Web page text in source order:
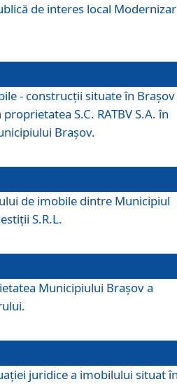
de interes local
- construcții situate în Brașov
S.C. RATBV S.A. în
Brașov.
de imobile dintre Municipiul
S.R.L.
Municipiului Braşov a
juridice a imobilului situat